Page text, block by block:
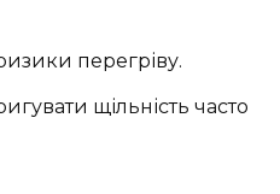
перегріву.
щільність часто